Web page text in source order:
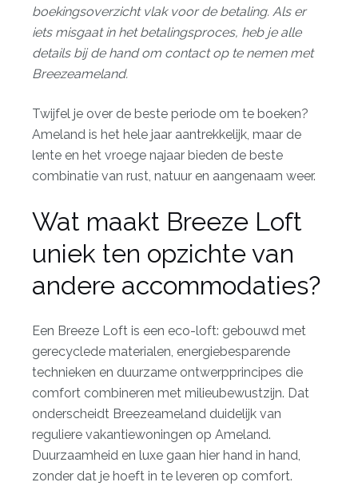
boekingsoverzicht vlak voor de betaling. Als er
iets misgaat in het betalingsproces, heb je alle
details bij de hand om contact op te nemen met
Breezeameland.
Twijfel je over de beste periode om te boeken?
Ameland is het hele jaar aantrekkelijk, maar de
lente en het vroege najaar bieden de beste
combinatie van rust, natuur en aangenaam weer.
Wat maakt Breeze Loft
uniek ten opzichte van
andere accommodaties?
Een Breeze Loft is een eco-loft: gebouwd met
gerecyclede materialen, energiebesparende
technieken en duurzame ontwerpprincipes die
comfort combineren met milieubewustzijn. Dat
onderscheidt Breezeameland duidelijk van
reguliere vakantiewoningen op Ameland.
Duurzaamheid en luxe gaan hier hand in hand,
zonder dat je hoeft in te leveren op comfort.